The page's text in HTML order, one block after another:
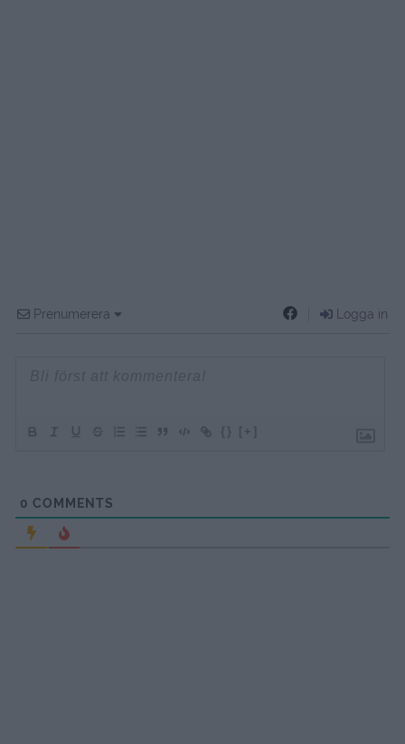
Prenumerera Logga in
{} [+]
0 COMMENTS